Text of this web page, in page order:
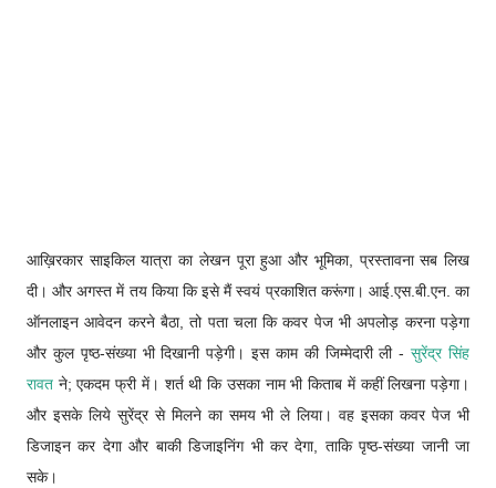
आख़िरकार साइकिल यात्रा का लेखन पूरा हुआ और भूमिका, प्रस्तावना सब लिख
दी। और अगस्त में तय किया कि इसे मैं स्वयं प्रकाशित करूंगा। आई.एस.बी.एन. का
ऑनलाइन आवेदन करने बैठा, तो पता चला कि कवर पेज भी अपलोड़ करना पड़ेगा
और कुल पृष्ठ-संख्या भी दिखानी पड़ेगी। इस काम की जिम्मेदारी ली -सुरेंद्र सिंह
रावत ने; एकदम फ्री में। शर्त थी कि उसका नाम भी किताब में कहीं लिखना पड़ेगा।
और इसके लिये सुरेंद्र से मिलने का समय भी ले लिया। वह इसका कवर पेज भी
डिजाइन कर देगा और बाकी डिजाइनिंग भी कर देगा, ताकि पृष्ठ-संख्या जानी जा
सके।